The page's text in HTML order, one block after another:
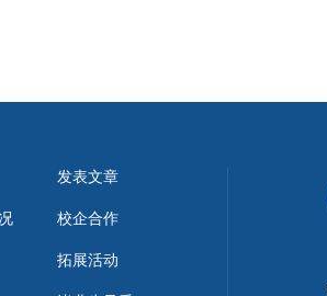
发表文章
校企合作
拓展活动